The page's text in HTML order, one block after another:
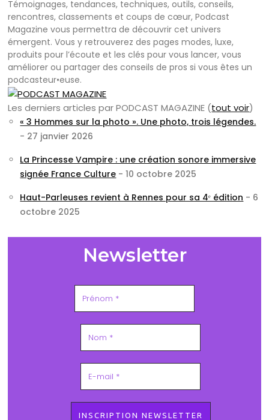
Témoignages, tendances, techniques, outils, conseils,
rencontres, classements et coups de cœur, Podcast
Magazine vous permettra de découvrir cet univers
émergent. Vous y retrouverez des pages modes, luxe,
produits pour l’écoute et les clés pour vous lancer, vous
améliorer ou partager des conseils de pros si vous êtes un
podcasteur•euse.
Les derniers articles par PODCAST MAGAZINE (tout voir)
« 3 Hommes sur la photo ». Une photo, trois légendes.
- 27 janvier 2026
La Princesse Vampire : une création sonore immersive
signée France Culture - 10 octobre 2025
Haut-Parleuses revient à Rennes pour sa 4ᵉ édition - 6
octobre 2025
Newsletter